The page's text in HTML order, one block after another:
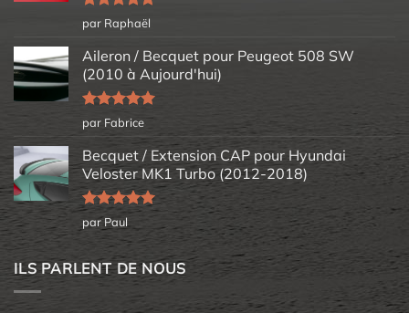
Note5sur
5
par Raphaël
Aileron / Becquet pour Peugeot 508 SW
(2010 à Aujourd'hui)
Note5sur
5
par Fabrice
Becquet / Extension CAP pour Hyundai
Veloster MK1 Turbo (2012-2018)
Note5sur
5
par Paul
ILS PARLENT DE NOUS